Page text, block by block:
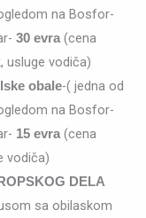
na Bosfor-
30 evra(cena
usluge vodiča)
obale-( jedna od
na Bosfor-
15 evra(cena
vodiča)
DELA
sa obilaskom